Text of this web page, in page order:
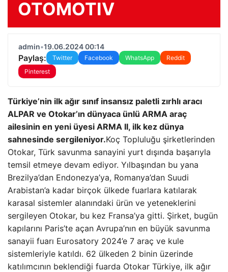
OTOMOTIV
admin•19.06.2024 00:14
Paylaş: Twitter Facebook WhatsApp
Reddit
Pinterest
Türkiye’nin ilk ağır sınıf insansız paletli zırhlı aracı
ALPAR ve Otokar’ın dünyaca ünlü ARMA araç
ailesinin en yeni üyesi ARMA II, ilk kez dünya
sahnesinde sergileniyor.Koç Topluluğu şirketlerinden
Otokar, Türk savunma sanayini yurt dışında başarıyla
temsil etmeye devam ediyor. Yılbaşından bu yana
Brezilya’dan Endonezya’ya, Romanya’dan Suudi
Arabistan’a kadar birçok ülkede fuarlara katılarak
karasal sistemler alanındaki ürün ve yeteneklerini
sergileyen Otokar, bu kez Fransa’ya gitti. Şirket, bugün
kapılarını Paris’te açan Avrupa’nın en büyük savunma
sanayii fuarı Eurosatory 2024’e 7 araç ve kule
sistemleriyle katıldı. 62 ülkeden 2 binin üzerinde
katılımcının beklendiği fuarda Otokar Türkiye, ilk ağır